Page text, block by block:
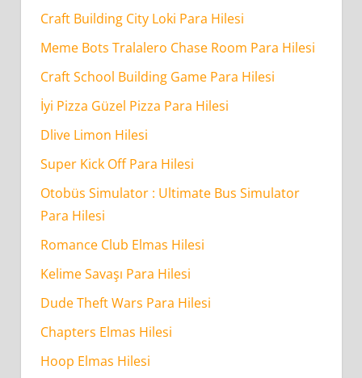
Craft Building City Loki Para Hilesi
Meme Bots Tralalero Chase Room Para Hilesi
Craft School Building Game Para Hilesi
İyi Pizza Güzel Pizza Para Hilesi
Dlive Limon Hilesi
Super Kick Off Para Hilesi
Otobüs Simulator : Ultimate Bus Simulator
Para Hilesi
Romance Club Elmas Hilesi
Kelime Savaşı Para Hilesi
Dude Theft Wars Para Hilesi
Chapters Elmas Hilesi
Hoop Elmas Hilesi